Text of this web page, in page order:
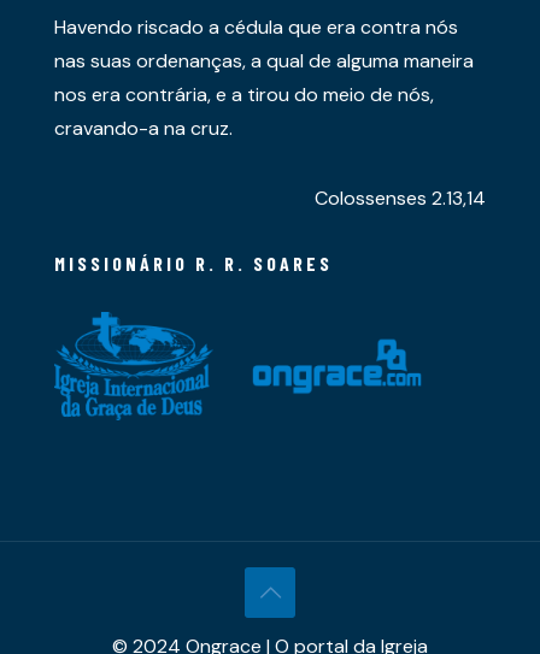
Havendo riscado a cédula que era contra nós
nas suas ordenanças, a qual de alguma maneira
nos era contrária, e a tirou do meio de nós,
cravando-a na cruz.
Colossenses 2.13,14
MISSIONÁRIO R. R. SOARES
© 2024 Ongrace | O portal da Igreja